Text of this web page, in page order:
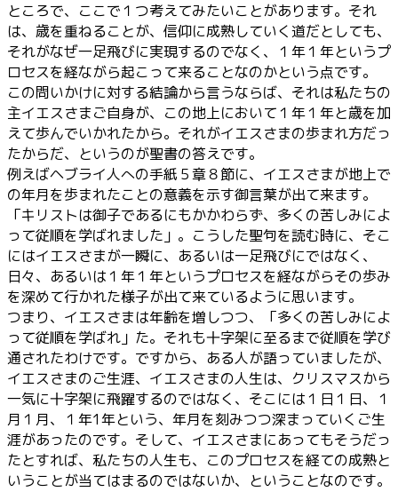
ところで、ここで１つ考えてみたいことがあります。それ
は、歳を重ねることが、信仰に成熟していく道だとしても、
それがなぜ一足飛びに実現するのでなく、１年１年というプ
ロセスを経ながら起こって来ることなのかという点です。
この問いかけに対する結論から言うならば、それは私たちの
主イエスさまご自身が、この地上において１年１年と歳を加
えて歩んでいかれたから。それがイエスさまの歩まれ方だっ
たからだ、というのが聖書の答えです。
例えばヘブライ人への手紙５章８節に、イエスさまが地上で
の年月を歩まれたことの意義を示す御言葉が出て来ます。
「キリストは御子であるにもかかわらず、多くの苦しみによ
って従順を学ばれました」。こうした聖句を読む時に、そこ
にはイエスさまが一瞬に、あるいは一足飛びにではなく、
日々、あるいは１年１年というプロセスを経ながらその歩み
を深めて行かれた様子が出て来ているように思います。
つまり、イエスさまは年齢を増しつつ、「多くの苦しみによ
って従順を学ばれ」た。それも十字架に至るまで従順を学び
通されたわけです。ですから、ある人が語っていましたが、
イエスさまのご生涯、イエスさまの人生は、クリスマスから
一気に十字架に飛躍するのではなく、そこには１日１日、１
月１月、１年1年という、年月を刻みつつ深まっていくご生
涯があったのです。そして、イエスさまにあってもそうだっ
たとすれば、私たちの人生も、このプロセスを経ての成熟と
いうことが当てはまるのではないか、ということなのです。